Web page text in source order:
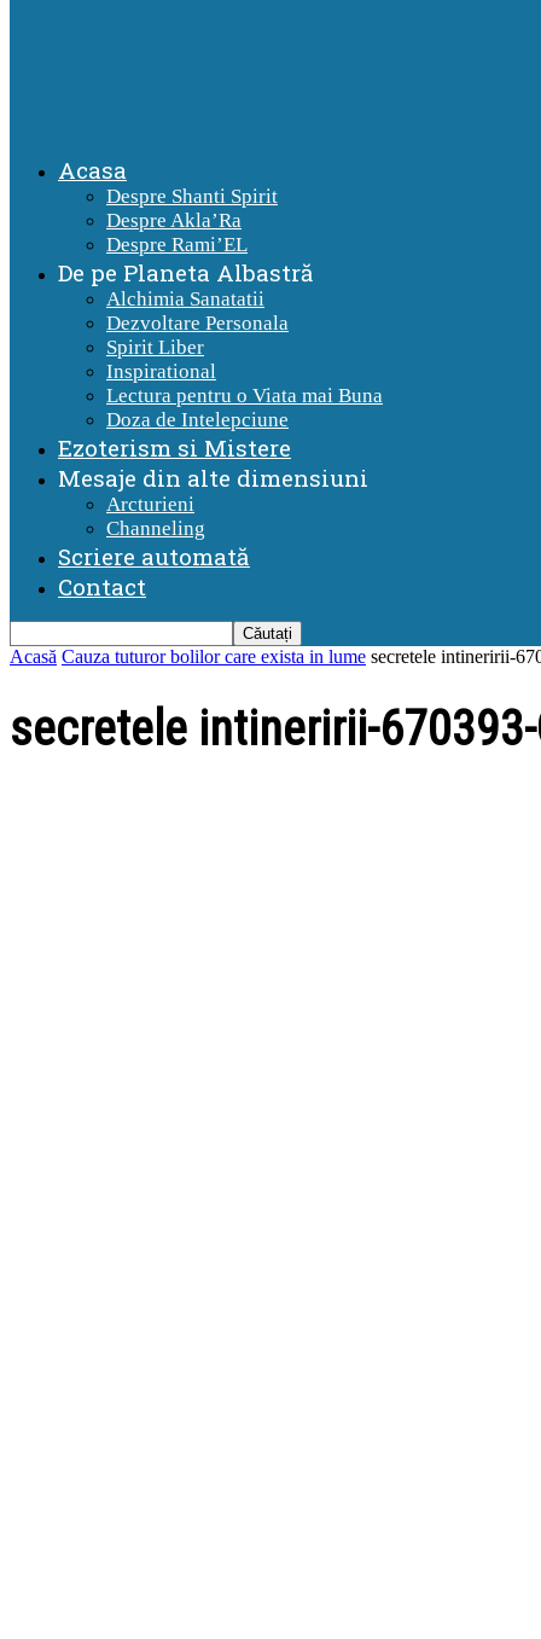
Acasa
Despre Shanti Spirit
Despre Akla’Ra
Despre Rami’EL
De pe Planeta Albastră
Alchimia Sanatatii
Dezvoltare Personala
Spirit Liber
Inspirational
Lectura pentru o Viata mai Buna
Doza de Intelepciune
Ezoterism si Mistere
Mesaje din alte dimensiuni
Arcturieni
Channeling
Scriere automată
Contact
Acasă Cauza tuturor bolilor care exista in lume secretele intineririi-
secretele intineririi-670393-